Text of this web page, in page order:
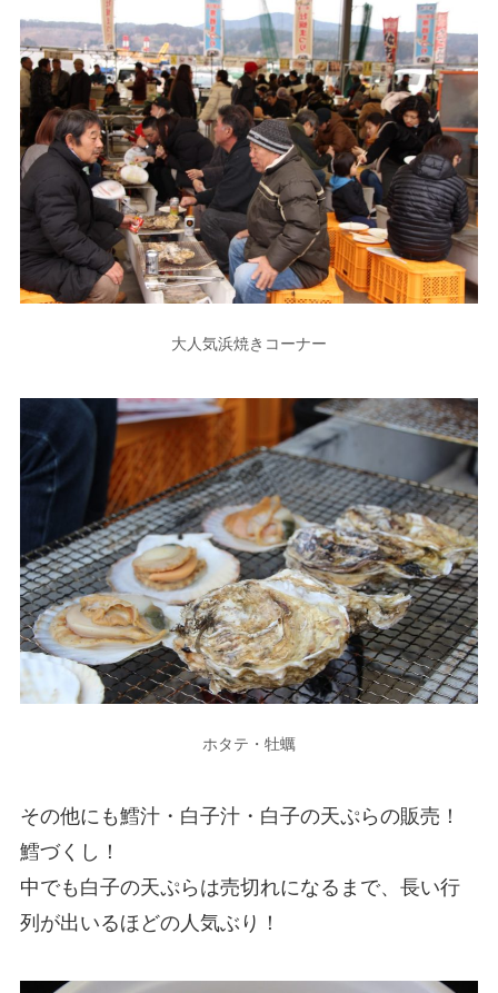
大人気浜焼きコーナー
ホタテ・牡蠣
その他にも鱈汁・白子汁・白子の天ぷらの販売！
鱈づくし！
中でも白子の天ぷらは売切れになるまで、長い行
列が出いるほどの人気ぶり！